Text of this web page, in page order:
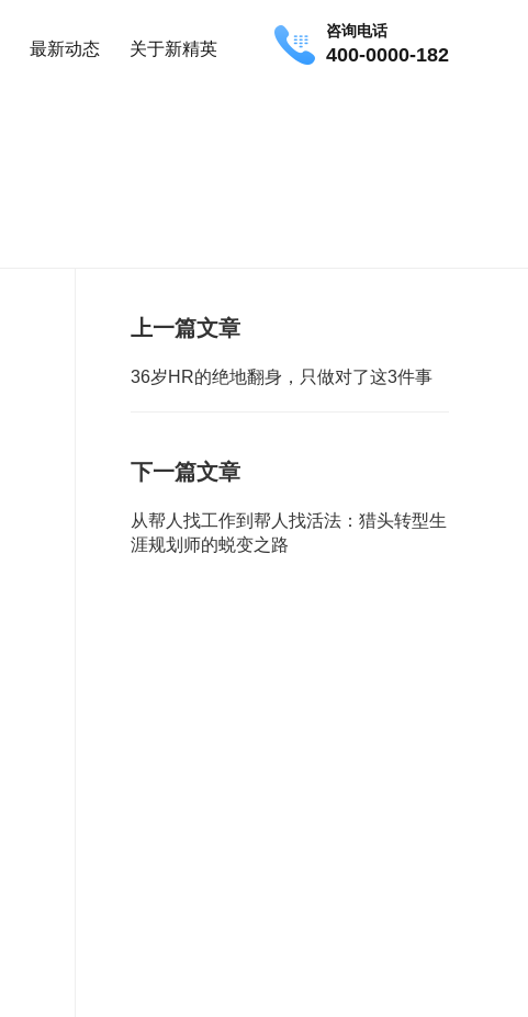
最新动态 关于新精英
咨询电话
400-0000-182
上一篇文章
36岁HR的绝地翻身，只做对了这3件事
下一篇文章
从帮人找工作到帮人找活法：猎头转型生
涯规划师的蜕变之路